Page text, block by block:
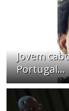
Jovem
Portugal...